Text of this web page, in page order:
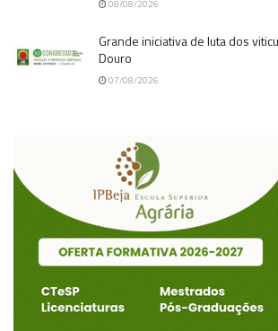
08/08/2026
Grande iniciativa de luta dos
Douro
07/08/2026